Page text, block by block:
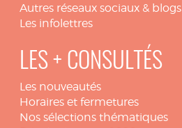
Autres réseaux sociaux & blogs
Les infolettres
LES + CONSULTÉS
Les nouveautés
Horaires et fermetures
Nos sélections thématiques